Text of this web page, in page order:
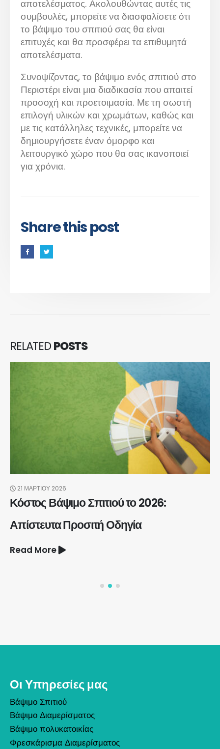
αποτελέσματος. Ακολουθώντας αυτές τις
συμβουλές, μπορείτε να διασφαλίσετε ότι
το βάψιμο του σπιτιού σας θα είναι
επιτυχές και θα προσφέρει τα επιθυμητά
αποτελέσματα.
Συνοψίζοντας, το βάψιμο ενός σπιτιού στο
Περιστέρι είναι μια διαδικασία που απαιτεί
προσοχή και προετοιμασία. Με τη σωστή
επιλογή υλικών και χρωμάτων, καθώς και
με τις κατάλληλες τεχνικές, μπορείτε να
δημιουργήσετε έναν όμορφο και
λειτουργικό χώρο που θα σας ικανοποιεί
για χρόνια.
Share this post
RELATEDPOSTS
21 ΜΑΡΤΊΟΥ 2026
Κόστος Βάψιμο Σπιτιού το 2026:
Απίστευτα Προσιτή Οδηγία
Read More
Οι Υπηρεσίες μας
Βάψιμο Σπιτιού
Βάψιμο Διαμερίσματος
Βάψιμο πολυκατοικίας
Φρεσκάρισμα Διαμερίσματος